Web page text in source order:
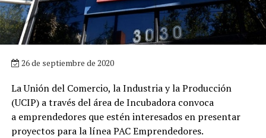
26 de septiembre de 2020
La Unión del Comercio, la Industria y la Producción
(UCIP) a través del área de Incubadora convoca
a emprendedores que estén interesados en presentar
proyectos para la línea PAC Emprendedores.